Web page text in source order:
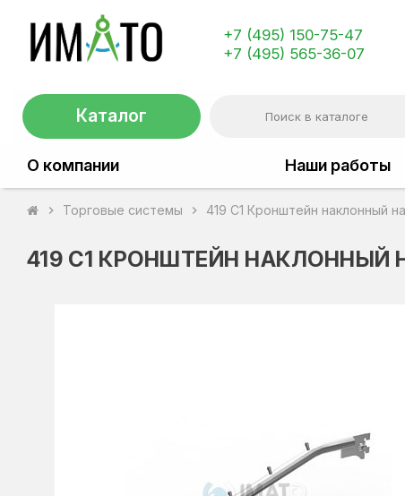
+7 (495) 150-75-47
+7 (495) 565-36-07
Каталог
О компании Наши работы
chevron_right Торговые системы chevron_right 419 C1 Кронштейн наклонный
419 C1 КРОНШТЕЙН НАКЛОННЫЙ